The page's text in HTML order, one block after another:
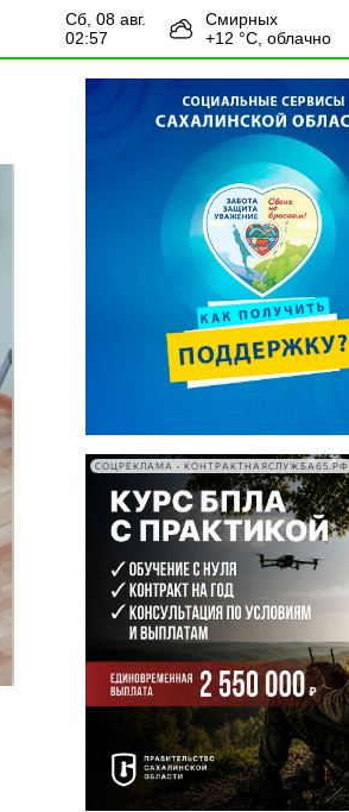
сб, 08 авг.
02:57
Смирных
+12 °С, облачно
СОЦРЕКЛАМА • КОНТРАКТНАЯСЛУЖБА65.РФ